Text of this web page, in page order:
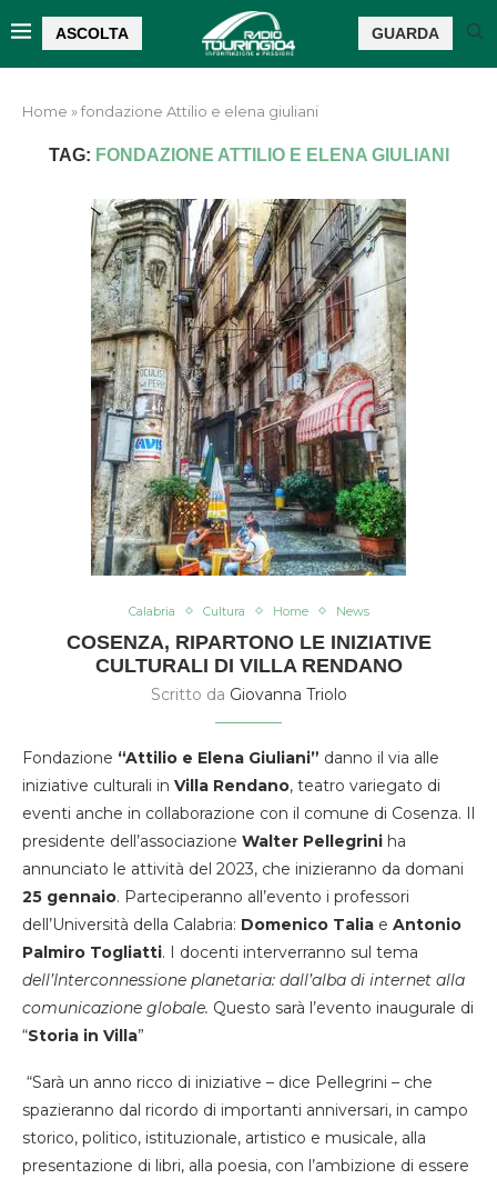
ASCOLTA GUARDA
Home »fondazione Attilio e elena giuliani
TAG: FONDAZIONE ATTILIO E ELENA GIULIANI
Calabria Cultura Home News
COSENZA, RIPARTONO LE INIZIATIVE
CULTURALI DI VILLA RENDANO
Scritto da Giovanna Triolo
Fondazione “Attilio e Elena Giuliani” danno il via alle
iniziative culturali in Villa Rendano, teatro variegato di
eventi anche in collaborazione con il comune di Cosenza. Il
presidente dell’associazione Walter Pellegrini ha
annunciato le attività del 2023, che inizieranno da domani
25 gennaio. Parteciperanno all’evento i professori
dell’Università della Calabria: Domenico Talia e Antonio
Palmiro Togliatti. I docenti interverranno sul tema
dell’Interconnessione planetaria: dall’alba di internet alla
comunicazione globale. Questo sarà l’evento inaugurale di
“Storia in Villa”
“Sarà un anno ricco di iniziative – dice Pellegrini – che
spazieranno dal ricordo di importanti anniversari, in campo
storico, politico, istituzionale, artistico e musicale, alla
presentazione di libri, alla poesia, con l’ambizione di essere